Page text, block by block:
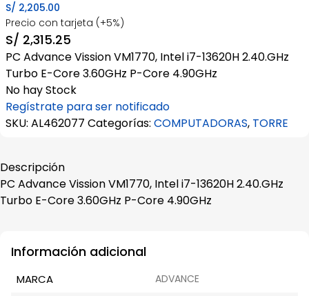
S/ 2,205.00
Precio con tarjeta (+5%)
S/ 2,315.25
PC Advance Vission VM1770, Intel i7-13620H 2.40.GHz
Turbo E-Core 3.60GHz P-Core 4.90GHz
No hay Stock
Regístrate para ser notificado
SKU: AL462077 Categorías: COMPUTADORAS, TORRE
Descripción
PC Advance Vission VM1770, Intel i7-13620H 2.40.GHz
Turbo E-Core 3.60GHz P-Core 4.90GHz
Información adicional
MARCA ADVANCE